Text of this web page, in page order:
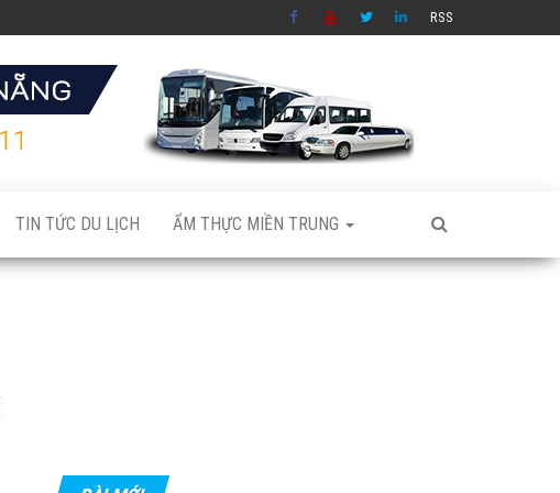
RSS
TIN TỨC DU LỊCH ẨM THỰC MIỀN TRUNG